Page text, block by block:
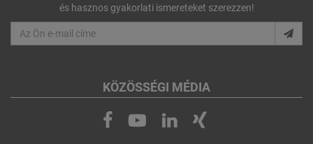
és hasznos gyakorlati ismereteket szerezzen!
KÖZÖSSÉGI MÉDIA